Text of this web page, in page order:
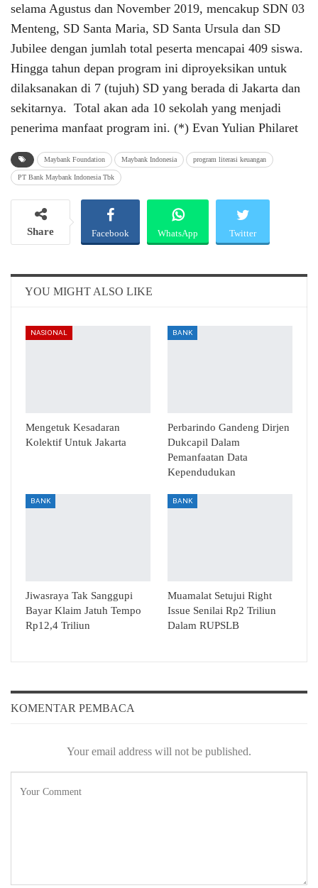
selama Agustus dan November 2019, mencakup SDN 03
Menteng, SD Santa Maria, SD Santa Ursula dan SD
Jubilee dengan jumlah total peserta mencapai 409 siswa.
Hingga tahun depan program ini diproyeksikan untuk
dilaksanakan di 7 (tujuh) SD yang berada di Jakarta dan
sekitarnya. Total akan ada 10 sekolah yang menjadi
penerima manfaat program ini. (*) Evan Yulian Philaret
Maybank Foundation Maybank Indonesia program literasi keuangan
PT Bank Maybank Indonesia Tbk
Share Facebook WhatsApp Twitter
YOU MIGHT ALSO LIKE
NASIONAL
Mengetuk Kesadaran
Kolektif Untuk Jakarta
BANK
Perbarindo Gandeng Dirjen
Dukcapil Dalam
Pemanfaatan Data
Kependudukan
BANK
Jiwasraya Tak Sanggupi
Bayar Klaim Jatuh Tempo
Rp12,4 Triliun
BANK
Muamalat Setujui Right
Issue Senilai Rp2 Triliun
Dalam RUPSLB
KOMENTAR PEMBACA
Your email address will not be published.